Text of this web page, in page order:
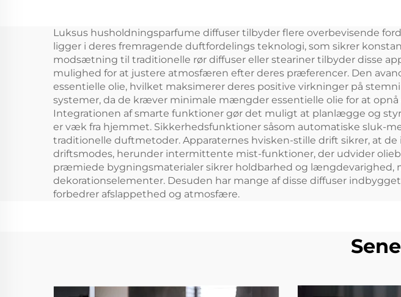
Aroma diffuser
Elektronisk duft
vandfri hvac diffuser
Hotel
Luksus husholdningsparfume diffuser tilbyder flere overbevisende
ligger i deres fremragende duftfordelings teknologi, som sikrer
modsætning til traditionelle rør diffuser eller steariner tilbyder disse
mulighed for at justere atmosfæren efter deres præferencer. Den
essentielle olie, hvilket maksimerer deres positive virkninger på
systemer, da de kræver minimale mængder essentielle olie for at
Integrationen af smarte funktioner gør det muligt at planlægge og
er væk fra hjemmet. Sikkerhedsfunktioner såsom automatiske sluk-
traditionelle duftmetoder. Apparaternes hvisken-stille drift sikrer, at
driftsmodes, herunder intermittente mist-funktioner, der udvider
præmiede bygningsmaterialer sikrer holdbarhed og længdevarighed,
dekorationselementer. Desuden har mange af disse diffuser
forbedrer afslappethed og atmosfære.